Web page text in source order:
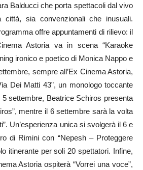
Balducci che porta spettacoli dal vivo
città, sia convenzionali che inusuali.
offre appuntamenti di rilievo: il
Astoria va in scena “Karaoke
ironico e poetico di Monica Nappo e
sempre all’Ex Cinema Astoria,
Dei Matti 43”, un monologo toccante
settembre, Beatrice Schiros presenta
mentre il 6 settembre sarà la volta
Un’esperienza unica si svolgerà il 6 e
di Rimini con “Nepesh – Proteggere
itinerante per soli 20 spettatori. Infine,
Astoria ospiterà “Vorrei una voce”,